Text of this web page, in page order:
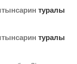
туралы
туралы